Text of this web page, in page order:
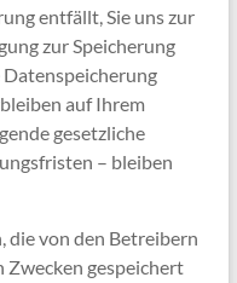
entfällt, Sie uns zur
zur Speicherung
auf Ihrem
gesetzliche
– bleiben
die von den Betreibern
Zwecken gespeichert